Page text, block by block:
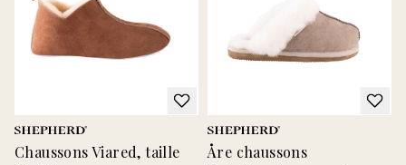
Chaussons Viared, taille
Åre chaussons